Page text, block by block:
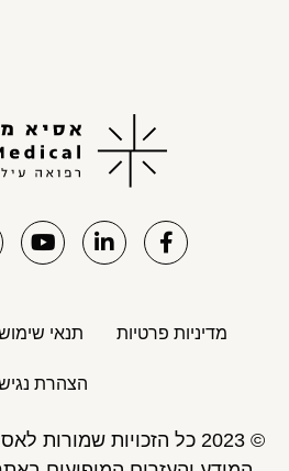
מדיניות פרטיות תנאי
הצהרת
© 2023 כל הזכויות